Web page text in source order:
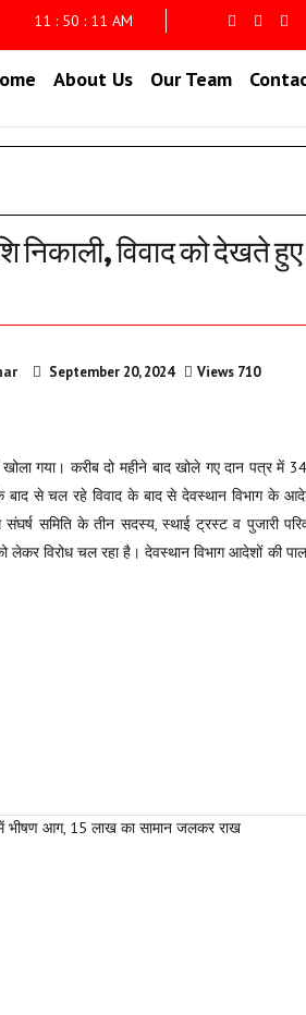
11 : 50 : 12 AM
About Us Our Team
निकाली, विवाद को देखते
September 20, 2024 Views 710
खोला गया। करीब दो महीने बाद खोले गए दान पत्र
बाद से चल रहे विवाद के बाद से देवस्थान विभाग के
समिति के तीन सदस्य, स्थाई ट्रस्ट व पुजारी
लेकर विरोध चल रहा है। देवस्थान विभाग आदेशों